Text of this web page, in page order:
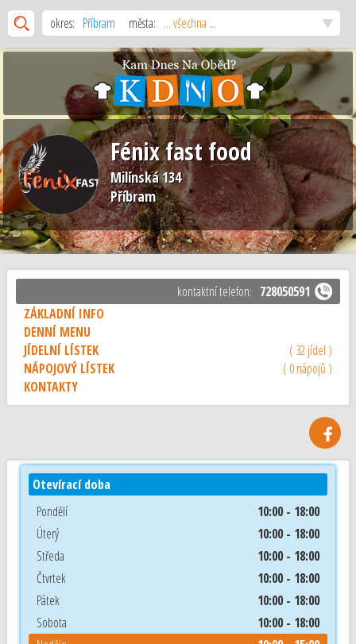
okres: Příbram města: ... všechna ...
Fénix fast food
Milínská 134
Příbram
kontaktní telefon: 728050591
ZÁKLADNÍ INFO
DENNÍ MENU
JÍDELNÍ LÍSTEK
( 32 jídel )
NÁPOJOVÝ LÍSTEK
( 0 nápojů )
KONTAKTY
Otevírací doba
Pondělí
10:00 - 18:00
Úterý
10:00 - 18:00
Středa
10:00 - 18:00
Čtvrtek
10:00 - 18:00
Pátek
10:00 - 18:00
Sobota
10:00 - 18:00